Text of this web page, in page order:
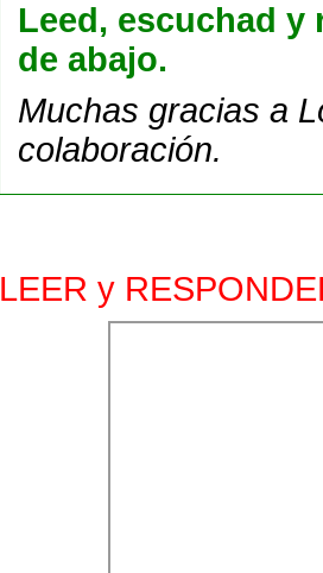
Leed, escuchad y
de abajo.
Muchas gracias a
colaboración.
LEER y